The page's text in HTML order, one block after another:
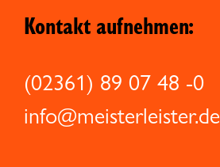
Kontakt aufnehmen:
(02361) 89 07 48 -0
info@meisterleister.de